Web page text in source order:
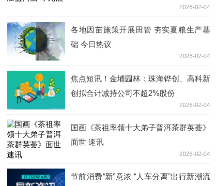
2026-02-04
各地因苗施策开展田管 夯实夏粮生产基
础 今日热议
2026-02-04
焦点短讯！金埔园林：珠海铧创、高科新
创拟合计减持公司不超2%股份
2026-02-04
国画《茶祖率领十大弟子普洱茶群英荟》
面世 速讯
2026-02-04
节前消费“新”意浓 “人车分离”出行新潮流